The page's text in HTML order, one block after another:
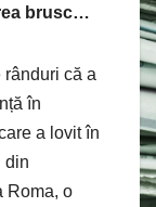
brusc…
rânduri că a
în
a lovit în
din
Roma, o